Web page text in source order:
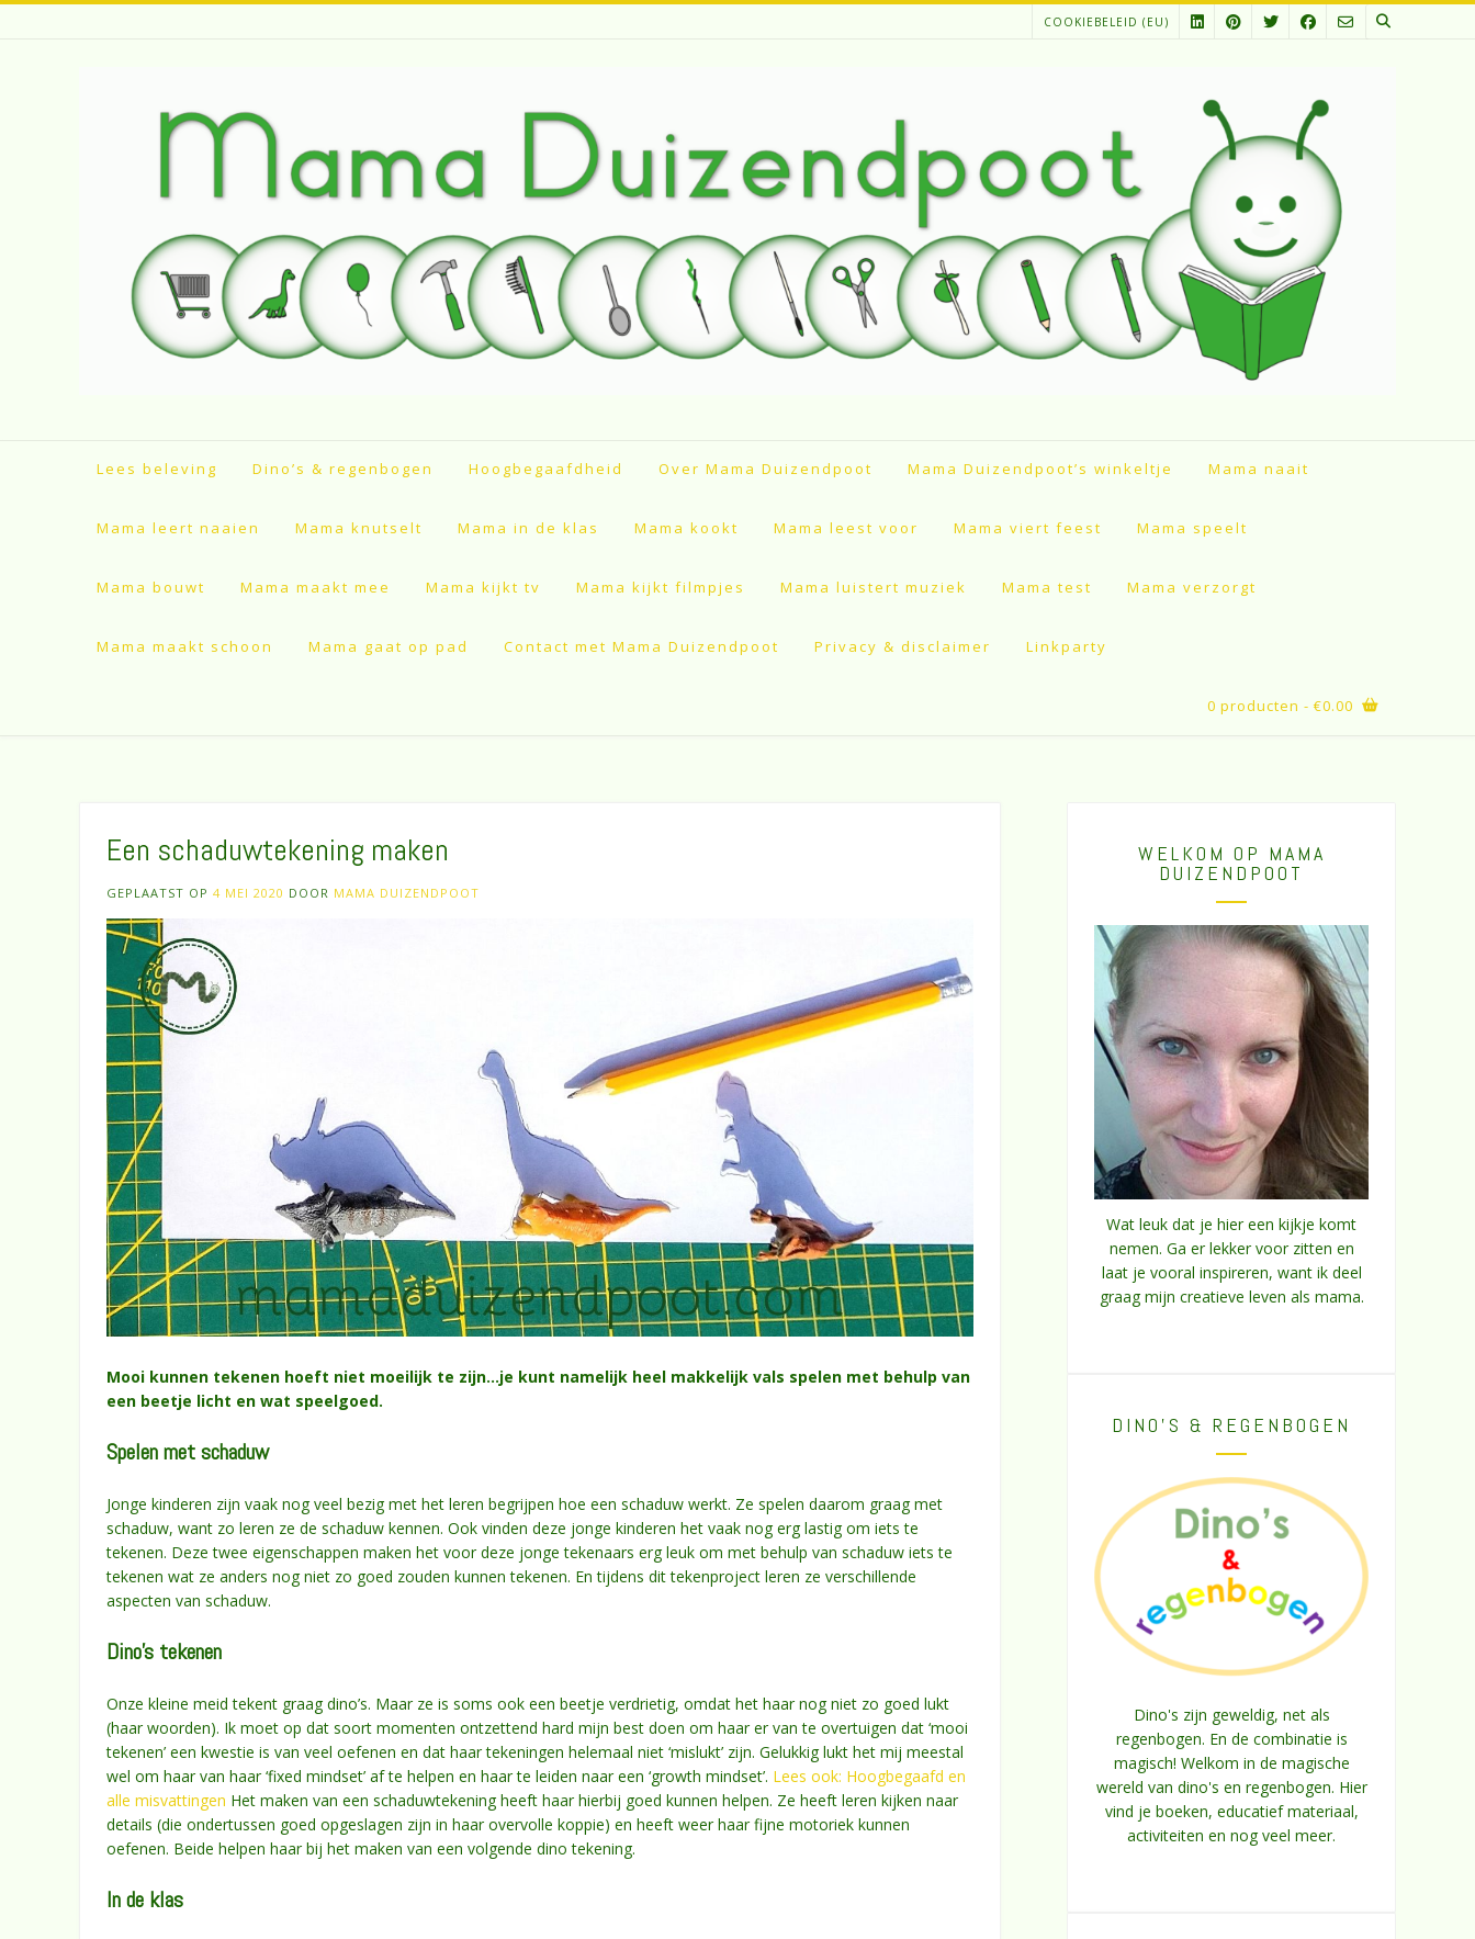
Spring
COOKIEBELEID (EU)
Lees beleving Dino’s & regenbogen Hoogbegaafdheid Over Mama Duizendpoot Mama Duizendpoot’s winkeltje Mama naait
Mama leert naaien Mama knutselt Mama in de klas Mama kookt Mama leest voor Mama viert feest Mama speelt
Mama bouwt Mama maakt mee Mama kijkt tv Mama kijkt filmpjes Mama luistert muziek Mama test Mama verzorgt
Mama maakt schoon Mama gaat op pad Contact met Mama Duizendpoot Privacy & disclaimer Linkparty
0 producten - €0.00
Een schaduwtekening maken
GEPLAATST OP 4 MEI 2020 DOOR MAMA DUIZENDPOOT
Mooi kunnen tekenen hoeft niet moeilijk te zijn…je kunt namelijk heel makkelijk vals spelen met behulp van
een beetje licht en wat speelgoed.
Spelen met schaduw
Jonge kinderen zijn vaak nog veel bezig met het leren begrijpen hoe een schaduw werkt. Ze spelen daarom graag met
schaduw, want zo leren ze de schaduw kennen. Ook vinden deze jonge kinderen het vaak nog erg lastig om iets te
tekenen. Deze twee eigenschappen maken het voor deze jonge tekenaars erg leuk om met behulp van schaduw iets te
tekenen wat ze anders nog niet zo goed zouden kunnen tekenen. En tijdens dit tekenproject leren ze verschillende
aspecten van schaduw.
Dino’s tekenen
Onze kleine meid tekent graag dino’s. Maar ze is soms ook een beetje verdrietig, omdat het haar nog niet zo goed lukt
(haar woorden). Ik moet op dat soort momenten ontzettend hard mijn best doen om haar er van te overtuigen dat ‘mooi
tekenen’ een kwestie is van veel oefenen en dat haar tekeningen helemaal niet ‘mislukt’ zijn. Gelukkig lukt het mij meestal
wel om haar van haar ‘fixed mindset’ af te helpen en haar te leiden naar een ‘growth mindset’. Lees ook: Hoogbegaafd en
alle misvattingen Het maken van een schaduwtekening heeft haar hierbij goed kunnen helpen. Ze heeft leren kijken naar
details (die ondertussen goed opgeslagen zijn in haar overvolle koppie) en heeft weer haar fijne motoriek kunnen
oefenen. Beide helpen haar bij het maken van een volgende dino tekening.
In de klas
WELKOM OP MAMA
DUIZENDPOOT
Wat leuk dat je hier een kijkje komt
nemen. Ga er lekker voor zitten en
laat je vooral inspireren, want ik deel
graag mijn creatieve leven als mama.
DINO’S & REGENBOGEN
Dino's zijn geweldig, net als
regenbogen. En de combinatie is
magisch! Welkom in de magische
wereld van dino's en regenbogen. Hier
vind je boeken, educatief materiaal,
activiteiten en nog veel meer.